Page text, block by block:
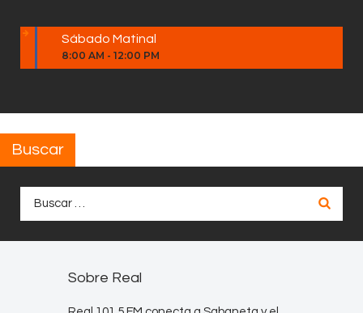
Sábado Matinal
8:00 AM - 12:00 PM
Buscar
Sobre Real